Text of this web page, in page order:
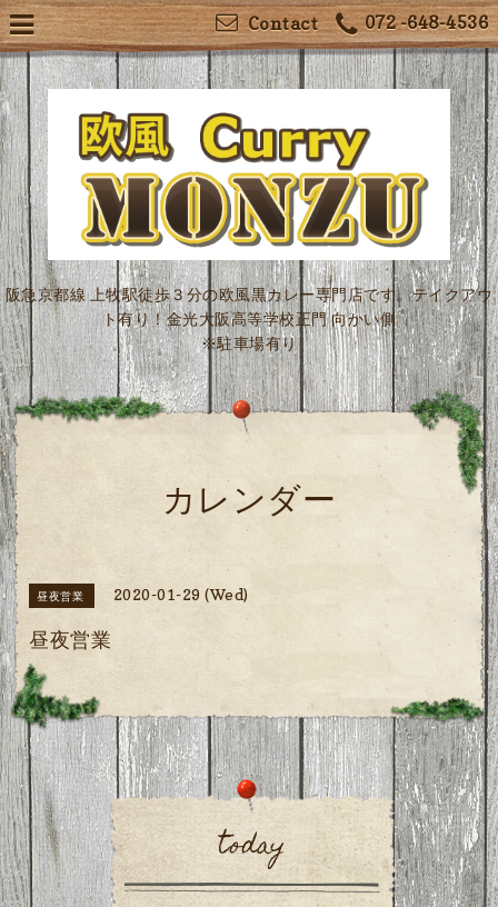
072 -648-4536
Contact
阪急京都線 上牧駅徒歩３分の欧風黒カレー専門店です。テイクアウ
ト有り！金光大阪高等学校正門 向かい側
※駐車場有り
カレンダー
昼夜営業 2020-01-29 (Wed)
昼夜営業
today